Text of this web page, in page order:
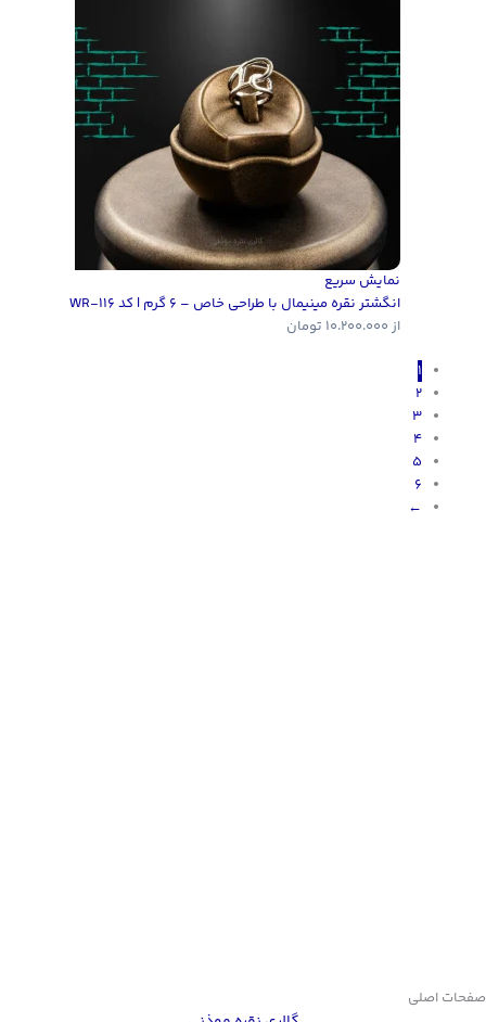
نمایش سریع
انگشتر نقره مینیمال با طراحی خاص – 6 گرم | کد WR-116
از 10.200.000 تومان
1
2
3
4
5
6
←
صفحات اصلی